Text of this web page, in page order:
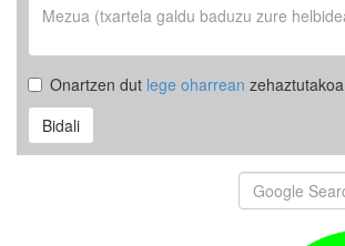
Onartzen dut lege oharrean zehaztutakoa
Bidali